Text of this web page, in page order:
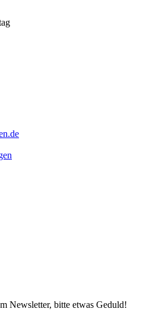
Newsletter, bitte etwas Geduld!